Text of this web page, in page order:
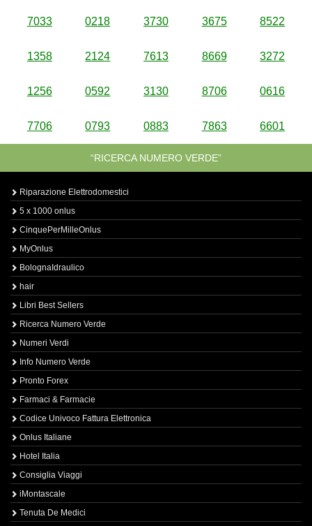
7033 0218 3730 3675 8522
1358 2124 7613 8669 3272
1256 0592 3130 8706 0616
7706 0793 0883 7863 6601
“RICERCA NUMERO VERDE”
Riparazione Elettrodomestici
5 x 1000 onlus
CinquePerMilleOnlus
MyOnlus
BolognaIdraulico
hair
Libri Best Sellers
Ricerca Numero Verde
Numeri Verdi
Info Numero Verde
Pronto Forex
Farmaci & Farmacie
Codice Univoco Fattura Elettronica
Onlus Italiane
Hotel Italia
Consiglia Viaggi
iMontascale
Tenuta De Medici